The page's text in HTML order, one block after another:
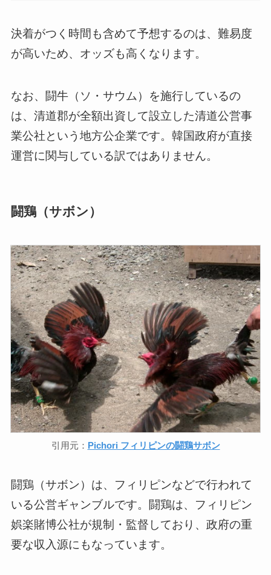
決着がつく時間も含めて予想するのは、難易度
が高いため、オッズも高くなります。
なお、闘牛（ソ・サウム）を施行しているの
は、清道郡が全額出資して設立した清道公営事
業公社という地方公企業です。韓国政府が直接
運営に関与している訳ではありません。
闘鶏（サボン）
引用元： Pichori フィリピンの闘鶏サボン
闘鶏（サボン）は、フィリピンなどで行われて
いる公営ギャンブルです。闘鶏は、フィリピン
娯楽賭博公社が規制・監督しており、政府の重
要な収入源にもなっています。